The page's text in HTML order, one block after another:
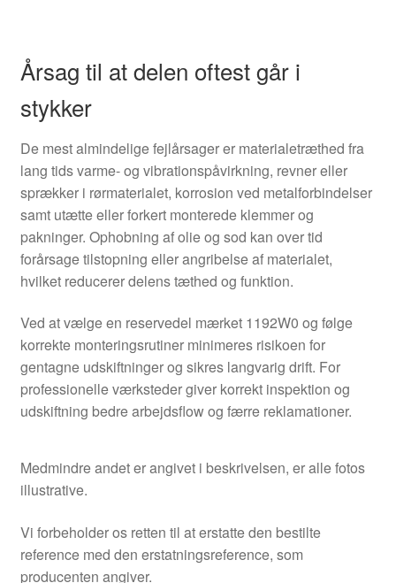
Årsag til at delen oftest går i
stykker
De mest almindelige fejlårsager er materialetræthed fra
lang tids varme- og vibrationspåvirkning, revner eller
sprækker i rørmaterialet, korrosion ved metalforbindelser
samt utætte eller forkert monterede klemmer og
pakninger. Ophobning af olie og sod kan over tid
forårsage tilstopning eller angribelse af materialet,
hvilket reducerer delens tæthed og funktion.
Ved at vælge en reservedel mærket 1192W0 og følge
korrekte monteringsrutiner minimeres risikoen for
gentagne udskiftninger og sikres langvarig drift. For
professionelle værksteder giver korrekt inspektion og
udskiftning bedre arbejdsflow og færre reklamationer.
Medmindre andet er angivet i beskrivelsen, er alle fotos
illustrative.
Vi forbeholder os retten til at erstatte den bestilte
reference med den erstatningsreference, som
producenten angiver.